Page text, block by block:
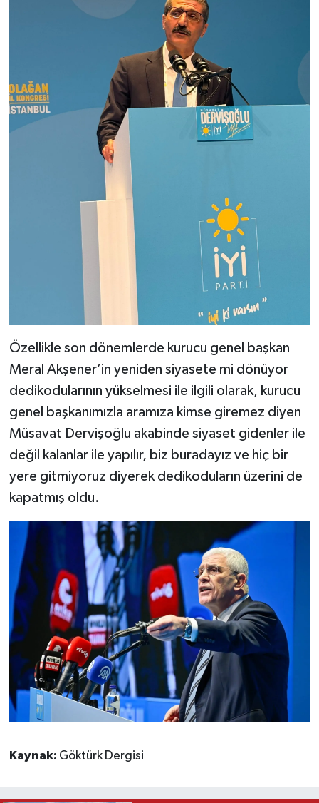
Özellikle son dönemlerde kurucu genel başkan
Meral Akşener’in yeniden siyasete mi dönüyor
dedikodularının yükselmesi ile ilgili olarak, kurucu
genel başkanımızla aramıza kimse giremez diyen
Müsavat Dervişoğlu akabinde siyaset gidenler ile
değil kalanlar ile yapılır, biz buradayız ve hiç bir
yere gitmiyoruz diyerek dedikoduların üzerini de
kapatmış oldu.
Kaynak: Göktürk Dergisi